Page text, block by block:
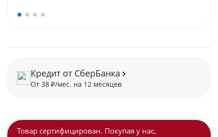
Товар сертифицирован. Покупая у нас,
Кредит от СберБанка
От 38 ₽/мес. на 12 месяцев